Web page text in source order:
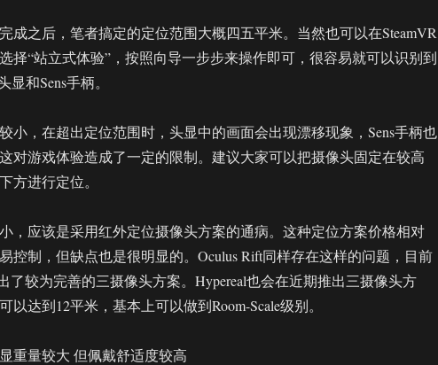
成之后，笔者搞定的定位范围大概四五平米。当然也可以在SteamVR
择“站立式体验”，按照向导一步步来操作即可，很容易就可以识别到
显和Sens手柄。
小，在超出定位范围时，头显中的画面会出现漂移现象，Sens手柄也
对游戏体验造成了一定的限制。建议大家可以把摄像头固定在较高
方进行定位。
，应该是采用红外定位摄像头方案的通病。这种定位方案价格相对
控制，但缺点也是很明显的。Oculus Rift同样存在这样的问题，目前
了较为完善的三摄像头方案。Hypereal也会在近期推出三摄像头方
以达到12平米，基本上可以做到Room-Scale级别。
重量较大 但佩戴舒适度较高